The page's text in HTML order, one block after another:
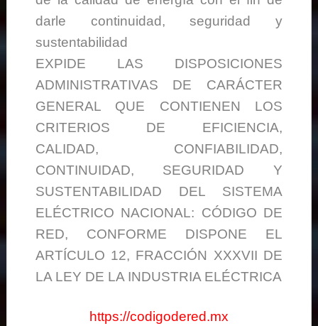
darle continuidad, seguridad y
sustentabilidad
EXPIDE LAS DISPOSICIONES
ADMINISTRATIVAS DE CARÁCTER
GENERAL QUE CONTIENEN LOS
CRITERIOS DE EFICIENCIA,
CALIDAD, CONFIABILIDAD,
CONTINUIDAD, SEGURIDAD Y
SUSTENTABILIDAD DEL SISTEMA
ELÉCTRICO NACIONAL: CÓDIGO DE
RED, CONFORME DISPONE EL
ARTÍCULO 12, FRACCIÓN XXXVII DE
LA LEY DE LA INDUSTRIA ELÉCTRICA
https://codigodered.mx